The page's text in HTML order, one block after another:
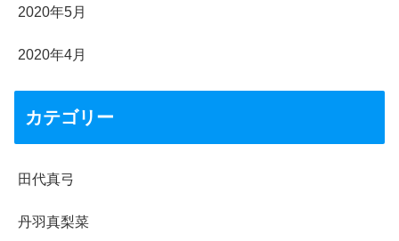
2020年5月
2020年4月
カテゴリー
田代真弓
丹羽真梨菜